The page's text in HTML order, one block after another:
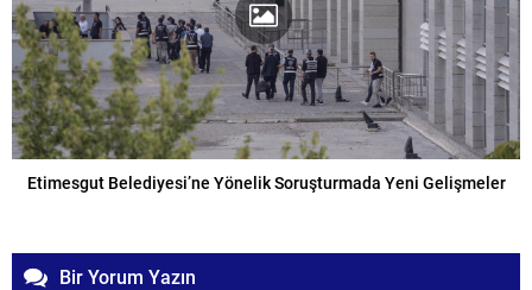
Etimesgut Belediyesi’ne Yönelik Soruşturmada Yeni Gelişmeler
Bir Yorum Yazın